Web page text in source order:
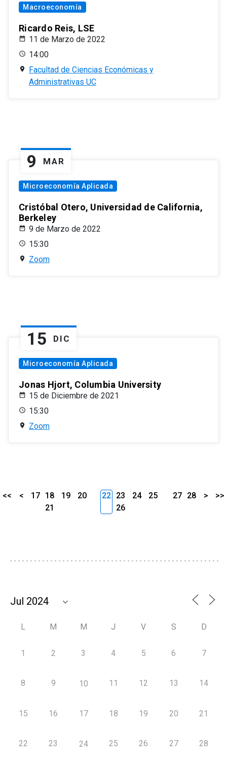
Macroeconomía
Ricardo Reis, LSE
11 de Marzo de 2022
14:00
Facultad de Ciencias Económicas y
Administrativas UC
9 MAR
Microeconomía Aplicada
Cristóbal Otero, Universidad de California,
Berkeley
9 de Marzo de 2022
15:30
Zoom
15 DIC
Microeconomía Aplicada
Jonas Hjort, Columbia University
15 de Diciembre de 2021
15:30
Zoom
<< < 17 18 19
20
21
22 23 24
25
26
27 28 > >>
L M M J V S D
1 2 3 4 5 6 7
8 9 10 11 12 13 14
15 16 17 18 19 20 21
22 23 24 25 26 27 28